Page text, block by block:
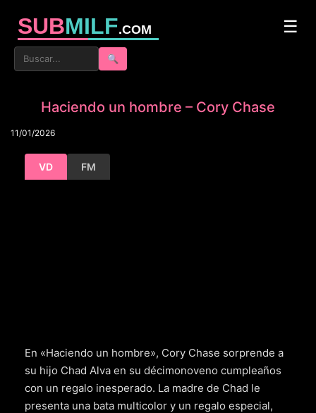
SUBMILF.COM ☰
🔍
Haciendo un hombre – Cory Chase
11/01/2026
VD FM
En «Haciendo un hombre», Cory Chase sorprende a
su hijo Chad Alva en su décimonoveno cumpleaños
con un regalo inesperado. La madre de Chad le
presenta una bata multicolor y un regalo especial,